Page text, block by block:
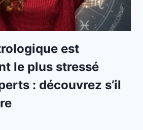
est
le plus stressé
: découvrez s’il